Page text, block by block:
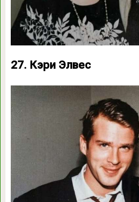
27. Кэри Элвес